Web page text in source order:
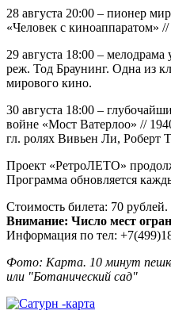
28 августа 20:00 – пионер
«Человек с киноаппаратом»
29 августа 18:00 –
реж. Тод Браунинг. Одна из
мирового кино.
30 августа 18:00 –
войне «Мост Ватерлоо» //
гл. ролях Вивьен Ли, Роберт
Проект «РетроЛЕТО»
Программа обновляется
Стоимость билета: 70 рублей.
Внимание: Число мест
Информация по тел:
Фото: Карта. 10 минут
или "Ботанический сад"